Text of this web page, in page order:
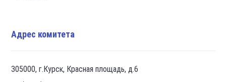
Адрес комитета
305000, г.Курск, Красная площадь, д.6